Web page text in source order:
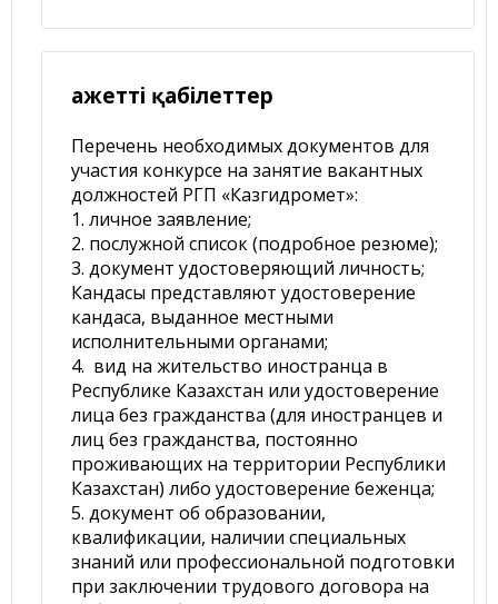
Қажетті қабілеттер
Перечень необходимых документов для
участия конкурсе на занятие вакантных
должностей РГП «Казгидромет»:
1. личное заявление;
2. послужной список (подробное резюме);
3. документ удостоверяющий личность;
Кандасы представляют удостоверение
кандаса, выданное местными
исполнительными органами;
4. вид на жительство иностранца в
Республике Казахстан или удостоверение
лица без гражданства (для иностранцев и
лиц без гражданства, постоянно
проживающих на территории Республики
Казахстан) либо удостоверение беженца;
5. документ об образовании,
квалификации, наличии специальных
знаний или профессиональной подготовки
при заключении трудового договора на